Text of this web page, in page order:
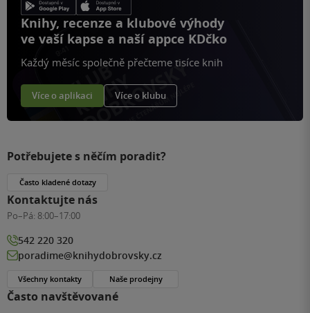
Knihy, recenze a klubové výhody
ve vaší kapse a naší appce KDčko
Každý měsíc společně přečteme tisíce knih
Více o aplikaci Více o klubu
Často navštěvované
Potřebujete s něčím poradit?
Často kladené dotazy
Kontaktujte nás
Po–Pá: 8:00–17:00
542 220 320
poradime@knihydobrovsky.cz
Všechny kontakty Naše prodejny